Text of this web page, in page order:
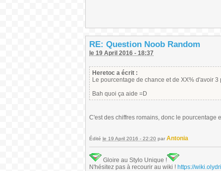
RE: Question Noob Random
le 19 April 2016 - 18:37
Heretoc a écrit :
Le pourcentage de chance et de XX% d'avoir
Bah quoi ça aide =D
C'est des chiffres romains, donc le pourcentage
Édité le 19 April 2016 - 22:20 par Antonia
Gloire au Stylo Unique !
N'hésitez pas à recourir au wiki ! https://